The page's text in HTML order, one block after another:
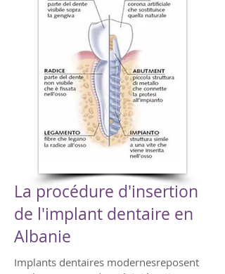
La procédure d'insertion
de l'implant dentaire en
Albanie
Implants dentaires modernesreposent